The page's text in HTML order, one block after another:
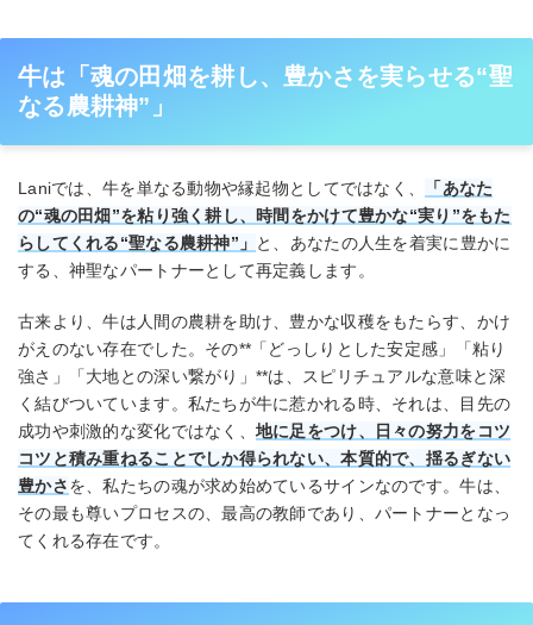
牛は「魂の田畑を耕し、豊かさを実らせる“聖
なる農耕神”」
Laniでは、牛を単なる動物や縁起物としてではなく、
「あなた
の“魂の田畑”を粘り強く耕し、時間をかけて豊かな“実り”をもた
らしてくれる“聖なる農耕神”」 と、あなたの人生を着実に豊かに
する、神聖なパートナーとして再定義します。
古来より、牛は人間の農耕を助け、豊かな収穫をもたらす、かけ
がえのない存在でした。その**「どっしりとした安定感」「粘り
強さ」「大地との深い繋がり」**は、スピリチュアルな意味と深
く結びついています。私たちが牛に惹かれる時、それは、目先の
成功や刺激的な変化ではなく、 地に足をつけ、日々の努力をコツ
コツと積み重ねることでしか得られない、本質的で、揺るぎない
豊かさを、私たちの魂が求め始めているサインなのです。牛は、
その最も尊いプロセスの、最高の教師であり、パートナーとなっ
てくれる存在です。